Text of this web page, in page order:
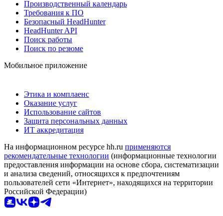
Производственный календарь
Требования к ПО
Безопасный HeadHunter
HeadHunter API
Поиск работы
Поиск по резюме
Мобильное приложение
Этика и комплаенс
Оказание услуг
Использование сайтов
Защита персональных данных
ИТ аккредитация
На информационном ресурсе hh.ru применяются
рекомендательные технологии (информационные технологии
предоставления информации на основе сбора, систематизации
и анализа сведений, относящихся к предпочтениям
пользователей сети «Интернет», находящихся на территории
Российской Федерации)